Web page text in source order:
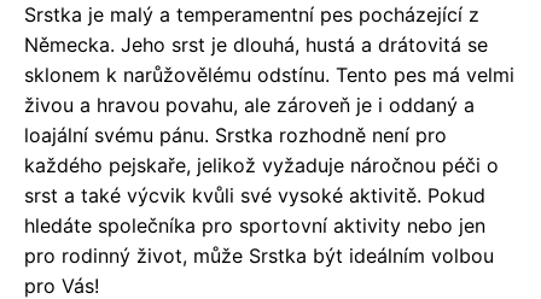
Srstka je malý a temperamentní pes pocházející z
Německa. Jeho srst je dlouhá, hustá a drátovitá se
sklonem k narůžovělému odstínu. Tento pes má velmi
živou a hravou povahu, ale zároveň je i oddaný a
loajální svému pánu. Srstka rozhodně není pro
každého pejskaře, jelikož vyžaduje náročnou péči o
srst a také výcvik kvůli své vysoké aktivitě. Pokud
hledáte společníka pro sportovní aktivity nebo jen
pro rodinný život, může Srstka být ideálním volbou
pro Vás!